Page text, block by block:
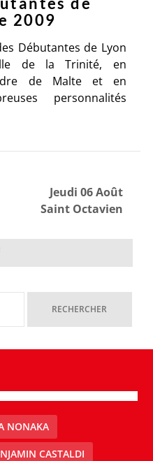
2009
Débutantes de Lyon
de la Trinité, en
de Malte et en
personnalités
Jeudi 06 Août
Saint Octavien
NONAKA
CASTALDI